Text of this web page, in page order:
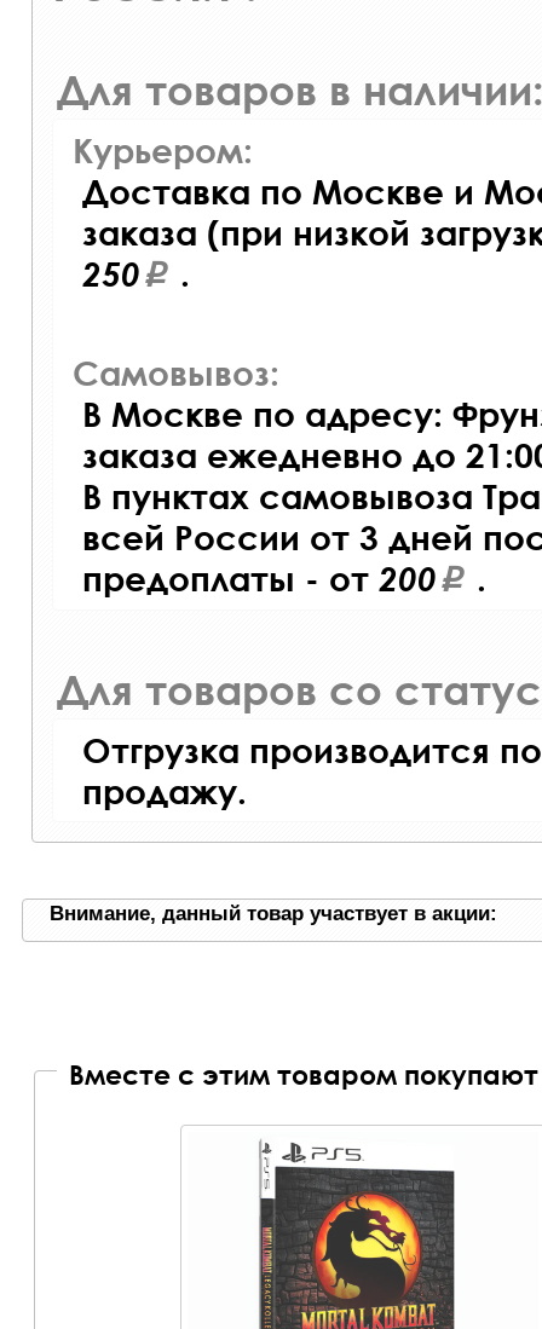
Для товаров в
Курьером:
Доставка по Москве и
заказа (при низкой
250
.
Самовывоз:
В Москве по адресу:
заказа ежедневно до
В пунктах самовывоза
всей России от 3 дней
предоплаты - от 200 .
Для товаров со
Отгрузка производится
продажу.
Внимание, данный товар участвует в акции:
Вместе с этим товаром покупают